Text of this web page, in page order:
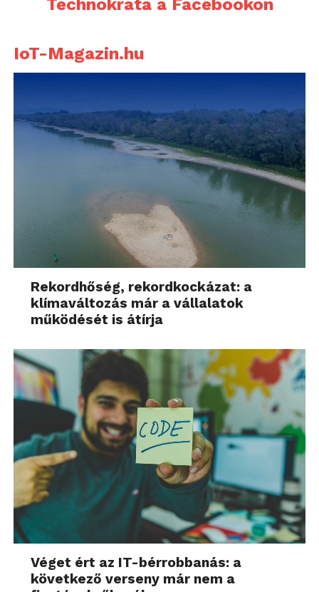
Technokrata a Facebookon
IoT-Magazin.hu
Rekordhőség, rekordkockázat: a
klímaváltozás már a vállalatok
működését is átírja
Véget ért az IT-bérrobbanás: a
következő verseny már nem a